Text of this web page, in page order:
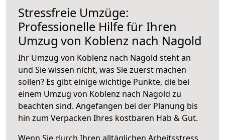
Stressfreie Umzüge:
Professionelle Hilfe für Ihren
Umzug von Koblenz nach Nagold
Ihr Umzug von Koblenz nach Nagold steht an
und Sie wissen nicht, was Sie zuerst machen
sollen? Es gibt einige wichtige Punkte, die bei
einem Umzug von Koblenz nach Nagold zu
beachten sind. Angefangen bei der Planung bis
hin zum Verpacken Ihres kostbaren Hab & Gut.